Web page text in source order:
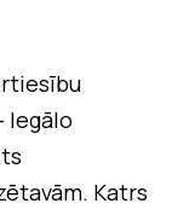
legālo
Katrs